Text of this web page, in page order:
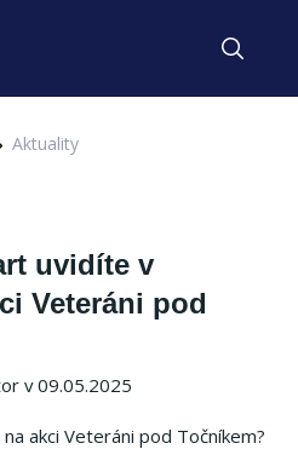
Aktuality
uvidíte v
Veteráni pod
v 09.05.2025
akci Veteráni pod Točníkem?